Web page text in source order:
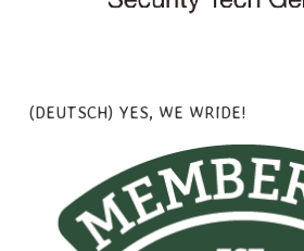
(DEUTSCH) YES, WE WRIDE!